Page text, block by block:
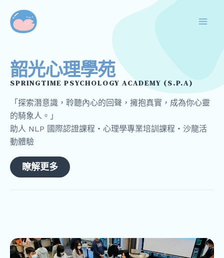
韶光心理學苑
SPRINGTIME PSYCHOLOGY ACADEMY (S.P.A)
「探索潛意識，聆聽內心的回聲，擁抱真實，成為你心靈
的騎象人。」
助人 NLP 國際認證課程・心理學專業培訓課程・沙龍活
動體驗
瞭解更多